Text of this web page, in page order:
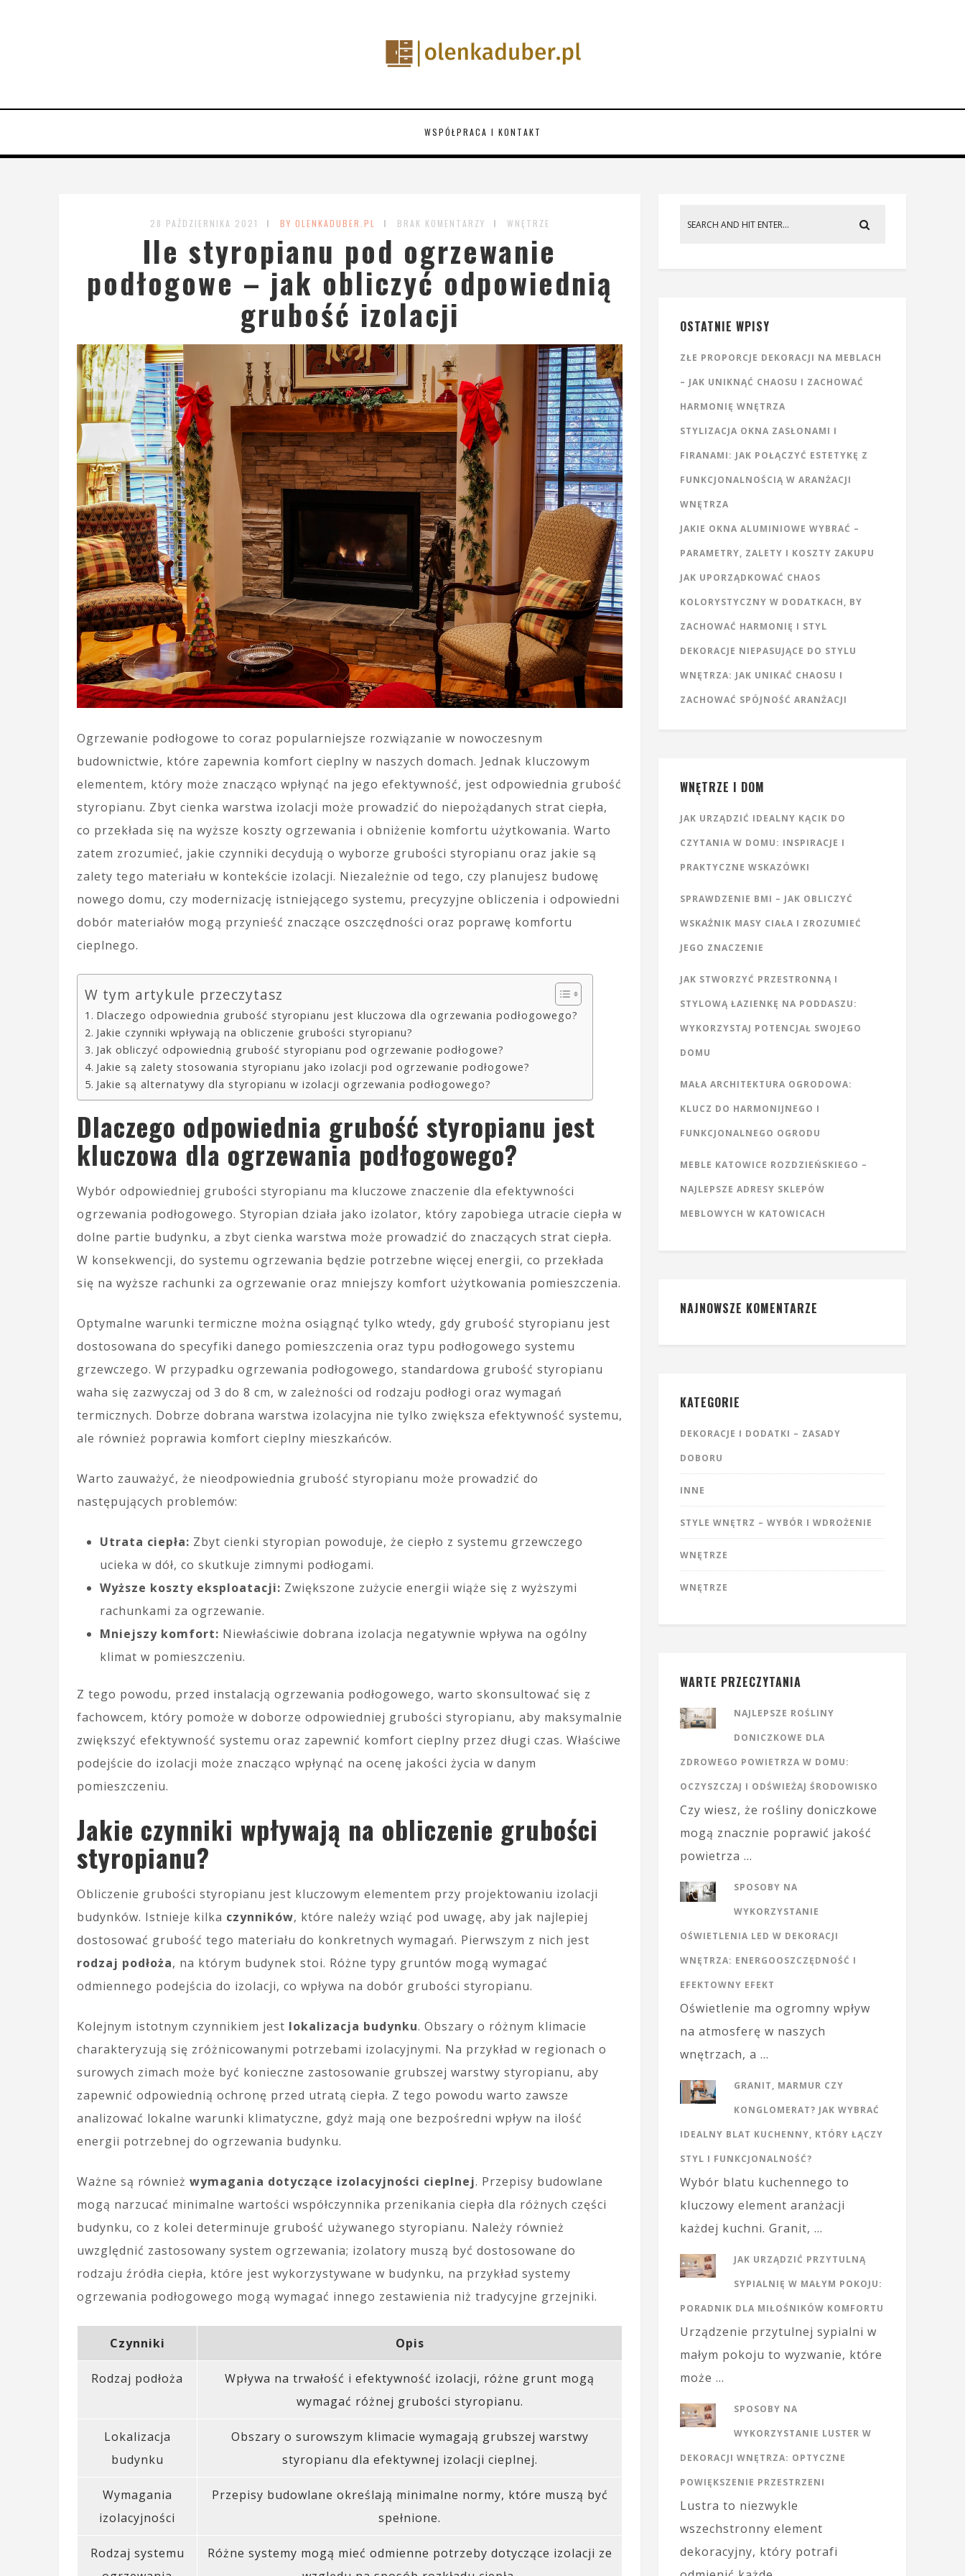
WSPÓŁPRACA I KONTAKT
28 PAŹDZIERNIKA 2021 BY OLENKADUBER.PL BRAK KOMENTARZY WNĘTRZE
Ile styropianu pod ogrzewanie
podłogowe – jak obliczyć odpowiednią
grubość izolacji
Ogrzewanie podłogowe to coraz popularniejsze rozwiązanie w nowoczesnym
budownictwie, które zapewnia komfort cieplny w naszych domach. Jednak kluczowym
elementem, który może znacząco wpłynąć na jego efektywność, jest odpowiednia grubość
styropianu. Zbyt cienka warstwa izolacji może prowadzić do niepożądanych strat ciepła,
co przekłada się na wyższe koszty ogrzewania i obniżenie komfortu użytkowania. Warto
zatem zrozumieć, jakie czynniki decydują o wyborze grubości styropianu oraz jakie są
zalety tego materiału w kontekście izolacji. Niezależnie od tego, czy planujesz budowę
nowego domu, czy modernizację istniejącego systemu, precyzyjne obliczenia i odpowiedni
dobór materiałów mogą przynieść znaczące oszczędności oraz poprawę komfortu
cieplnego.
W tym artykule przeczytasz
Dlaczego odpowiednia grubość styropianu jest kluczowa dla ogrzewania podłogowego?
Jakie czynniki wpływają na obliczenie grubości styropianu?
Jak obliczyć odpowiednią grubość styropianu pod ogrzewanie podłogowe?
Jakie są zalety stosowania styropianu jako izolacji pod ogrzewanie podłogowe?
Jakie są alternatywy dla styropianu w izolacji ogrzewania podłogowego?
Dlaczego odpowiednia grubość styropianu jest
kluczowa dla ogrzewania podłogowego?
Wybór odpowiedniej grubości styropianu ma kluczowe znaczenie dla efektywności
ogrzewania podłogowego. Styropian działa jako izolator, który zapobiega utracie ciepła w
dolne partie budynku, a zbyt cienka warstwa może prowadzić do znaczących strat ciepła.
W konsekwencji, do systemu ogrzewania będzie potrzebne więcej energii, co przekłada
się na wyższe rachunki za ogrzewanie oraz mniejszy komfort użytkowania pomieszczenia.
Optymalne warunki termiczne można osiągnąć tylko wtedy, gdy grubość styropianu jest
dostosowana do specyfiki danego pomieszczenia oraz typu podłogowego systemu
grzewczego. W przypadku ogrzewania podłogowego, standardowa grubość styropianu
waha się zazwyczaj od 3 do 8 cm, w zależności od rodzaju podłogi oraz wymagań
termicznych. Dobrze dobrana warstwa izolacyjna nie tylko zwiększa efektywność systemu,
ale również poprawia komfort cieplny mieszkańców.
Warto zauważyć, że nieodpowiednia grubość styropianu może prowadzić do
następujących problemów:
Utrata ciepła: Zbyt cienki styropian powoduje, że ciepło z systemu grzewczego
ucieka w dół, co skutkuje zimnymi podłogami.
Wyższe koszty eksploatacji: Zwiększone zużycie energii wiąże się z wyższymi
rachunkami za ogrzewanie.
Mniejszy komfort: Niewłaściwie dobrana izolacja negatywnie wpływa na ogólny
klimat w pomieszczeniu.
Z tego powodu, przed instalacją ogrzewania podłogowego, warto skonsultować się z
fachowcem, który pomoże w doborze odpowiedniej grubości styropianu, aby maksymalnie
zwiększyć efektywność systemu oraz zapewnić komfort cieplny przez długi czas. Właściwe
podejście do izolacji może znacząco wpłynąć na ocenę jakości życia w danym
pomieszczeniu.
Jakie czynniki wpływają na obliczenie grubości
styropianu?
Obliczenie grubości styropianu jest kluczowym elementem przy projektowaniu izolacji
budynków. Istnieje kilka czynników, które należy wziąć pod uwagę, aby jak najlepiej
dostosować grubość tego materiału do konkretnych wymagań. Pierwszym z nich jest
rodzaj podłoża, na którym budynek stoi. Różne typy gruntów mogą wymagać
odmiennego podejścia do izolacji, co wpływa na dobór grubości styropianu.
Kolejnym istotnym czynnikiem jest lokalizacja budynku. Obszary o różnym klimacie
charakteryzują się zróżnicowanymi potrzebami izolacyjnymi. Na przykład w regionach o
surowych zimach może być konieczne zastosowanie grubszej warstwy styropianu, aby
zapewnić odpowiednią ochronę przed utratą ciepła. Z tego powodu warto zawsze
analizować lokalne warunki klimatyczne, gdyż mają one bezpośredni wpływ na ilość
energii potrzebnej do ogrzewania budynku.
Ważne są również wymagania dotyczące izolacyjności cieplnej. Przepisy budowlane
mogą narzucać minimalne wartości współczynnika przenikania ciepła dla różnych części
budynku, co z kolei determinuje grubość używanego styropianu. Należy również
uwzględnić zastosowany system ogrzewania; izolatory muszą być dostosowane do
rodzaju źródła ciepła, które jest wykorzystywane w budynku, na przykład systemy
ogrzewania podłogowego mogą wymagać innego zestawienia niż tradycyjne grzejniki.
Czynniki Opis
Rodzaj podłoża
Wpływa na trwałość i efektywność izolacji, różne grunt mogą
wymagać różnej grubości styropianu.
Lokalizacja
budynku
Obszary o surowszym klimacie wymagają grubszej warstwy
styropianu dla efektywnej izolacji cieplnej.
Wymagania
izolacyjności
Przepisy budowlane określają minimalne normy, które muszą być
spełnione.
Rodzaj systemu
Różne systemy mogą mieć odmienne potrzeby dotyczące izolacji ze
OSTATNIE WPISY
ZŁE PROPORCJE DEKORACJI NA MEBLACH
– JAK UNIKNĄĆ CHAOSU I ZACHOWAĆ
HARMONIĘ WNĘTRZA
STYLIZACJA OKNA ZASŁONAMI I
FIRANAMI: JAK POŁĄCZYĆ ESTETYKĘ Z
FUNKCJONALNOŚCIĄ W ARANŻACJI
WNĘTRZA
JAKIE OKNA ALUMINIOWE WYBRAĆ –
PARAMETRY, ZALETY I KOSZTY ZAKUPU
JAK UPORZĄDKOWAĆ CHAOS
KOLORYSTYCZNY W DODATKACH, BY
ZACHOWAĆ HARMONIĘ I STYL
DEKORACJE NIEPASUJĄCE DO STYLU
WNĘTRZA: JAK UNIKAĆ CHAOSU I
ZACHOWAĆ SPÓJNOŚĆ ARANŻACJI
WNĘTRZE I DOM
JAK URZĄDZIĆ IDEALNY KĄCIK DO
CZYTANIA W DOMU: INSPIRACJE I
PRAKTYCZNE WSKAZÓWKI
SPRAWDZENIE BMI – JAK OBLICZYĆ
WSKAŹNIK MASY CIAŁA I ZROZUMIEĆ
JEGO ZNACZENIE
JAK STWORZYĆ PRZESTRONNĄ I
STYLOWĄ ŁAZIENKĘ NA PODDASZU:
WYKORZYSTAJ POTENCJAŁ SWOJEGO
DOMU
MAŁA ARCHITEKTURA OGRODOWA:
KLUCZ DO HARMONIJNEGO I
FUNKCJONALNEGO OGRODU
MEBLE KATOWICE ROZDZIEŃSKIEGO –
NAJLEPSZE ADRESY SKLEPÓW
MEBLOWYCH W KATOWICACH
NAJNOWSZE KOMENTARZE
KATEGORIE
DEKORACJE I DODATKI – ZASADY
DOBORU
INNE
STYLE WNĘTRZ – WYBÓR I WDROŻENIE
WNĘTRZE
WNĘTRZE
WARTE PRZECZYTANIA
NAJLEPSZE ROŚLINY
DONICZKOWE DLA
ZDROWEGO POWIETRZA W DOMU:
OCZYSZCZAJ I ODŚWIEŻAJ ŚRODOWISKO
Czy wiesz, że rośliny doniczkowe
mogą znacznie poprawić jakość
powietrza …
SPOSOBY NA
WYKORZYSTANIE
OŚWIETLENIA LED W DEKORACJI
WNĘTRZA: ENERGOOSZCZĘDNOŚĆ I
EFEKTOWNY EFEKT
Oświetlenie ma ogromny wpływ
na atmosferę w naszych
wnętrzach, a …
GRANIT, MARMUR CZY
KONGLOMERAT? JAK WYBRAĆ
IDEALNY BLAT KUCHENNY, KTÓRY ŁĄCZY
STYL I FUNKCJONALNOŚĆ?
Wybór blatu kuchennego to
kluczowy element aranżacji
każdej kuchni. Granit, …
JAK URZĄDZIĆ PRZYTULNĄ
SYPIALNIĘ W MAŁYM POKOJU:
PORADNIK DLA MIŁOŚNIKÓW KOMFORTU
Urządzenie przytulnej sypialni w
małym pokoju to wyzwanie, które
może …
SPOSOBY NA
WYKORZYSTANIE LUSTER W
DEKORACJI WNĘTRZA: OPTYCZNE
POWIĘKSZENIE PRZESTRZENI
Lustra to niezwykle
wszechstronny element
dekoracyjny, który potrafi